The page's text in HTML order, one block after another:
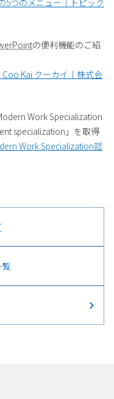
の便利機能のご紹
Coo Kai クーカイ｜株式会
Work Specialization
specialization」を取得
Work Specialization認
覧